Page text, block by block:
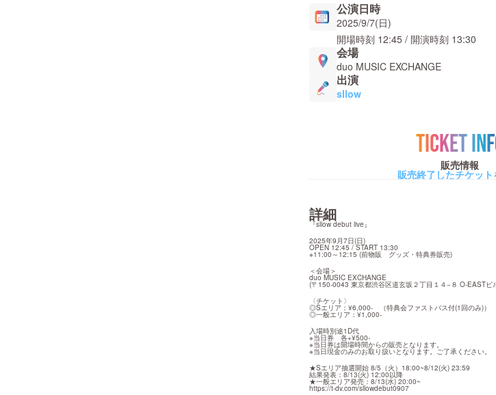
公演日時
2025/9/7(日)
開場時刻 12:45 / 開演時刻 13:30
会場
duo MUSIC EXCHANGE
出演
sllow
TICKET
販売情報
販売終了したチケッ
詳細
『sllow debut live』
2025年9月7日(日)
OPEN 12:45 / START 13:30
※11:00～12:15 (前物販　グッズ・特典券販売)
＜会場＞
duo MUSIC EXCHANGE
(〒150-0043 東京都渋谷区道玄坂２丁目１４−８ O-EASTビ
〈チケット〉
◎Sエリア：¥6,000-　（特典会ファストパス付(1回のみ)）
◎一般エリア：¥1,000-
入場時別途1D代
※当日券　各+¥500-
※当日券は開場時間からの販売となります。
※当日現金のみのお取り扱いとなります。ご了承ください。
★Sエリア抽選開始 8/5（火）18:00~8/12(火) 23:59
結果発表：8/13(火) 12:00以降
https://t-dv.com/sllowdebut0907